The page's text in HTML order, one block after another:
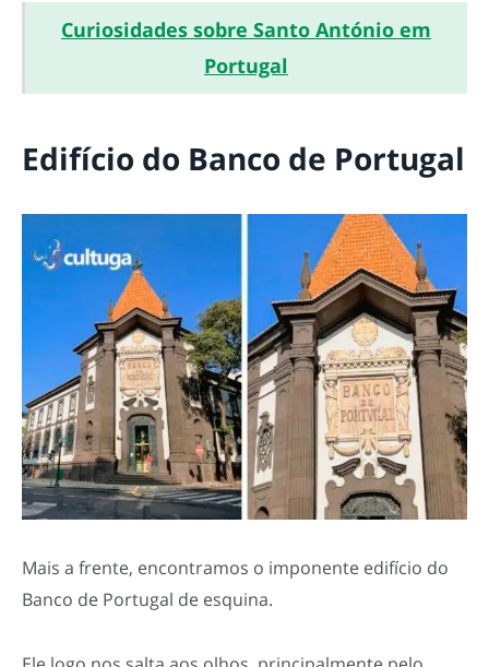
Curiosidades sobre Santo António em
Portugal
Edifício do Banco de Portugal
Mais a frente, encontramos o imponente edifício do
Banco de Portugal de esquina.